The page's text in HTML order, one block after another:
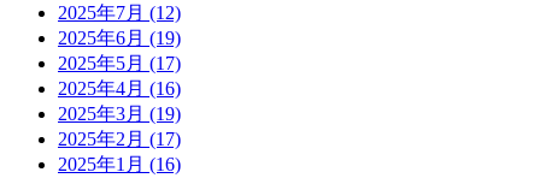
2025年7月 (12)
2025年6月 (19)
2025年5月 (17)
2025年4月 (16)
2025年3月 (19)
2025年2月 (17)
2025年1月 (16)